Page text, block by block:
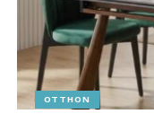
OTTHON